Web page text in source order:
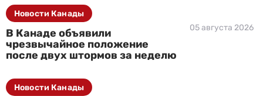
В Канаде объявили
чрезвычайное положение
после двух штормов за неделю
05 августа 2026
Новости Канады
Новости Канады